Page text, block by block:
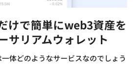
けで簡単にweb3資産を
サリアムウォレット
体どのようなサービスなのでしょう